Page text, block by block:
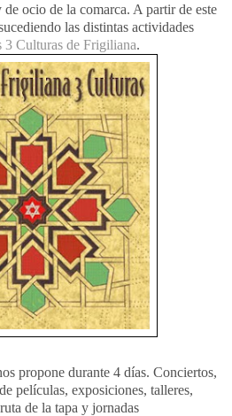
ocio de la comarca. A partir de este
las distintas actividades
3 Culturas de Frigiliana.
propone durante 4 días. Conciertos,
películas, exposiciones, talleres,
de la tapa y jornadas